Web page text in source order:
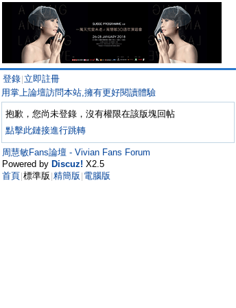
登錄 立即註冊
用掌上論壇訪問本站,擁有更好閱讀體驗
抱歉，您尚未登錄，沒有權限在該版塊回帖
點擊此鏈接進行跳轉
周慧敏Fans論壇 - Vivian Fans Forum
Powered by Discuz! X2.5
首頁 標準版 精簡版 電腦版